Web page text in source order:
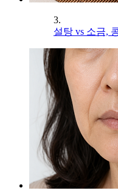
3.
설탕 vs 소금,